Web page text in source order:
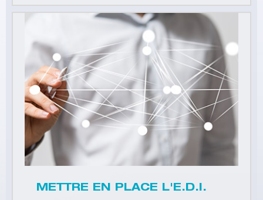
METTRE EN PLACE L'E.D.I.